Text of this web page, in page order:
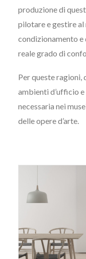
produzione di
pilotare e gestire
condizionamento
reale grado di
Per queste ragioni,
ambienti d’ufficio
necessaria nei
delle opere d’arte.